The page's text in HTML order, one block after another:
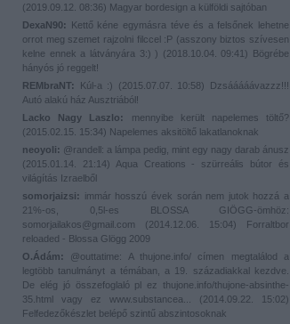
(2019.09.12. 08:36) Magyar bordesign a külföldi sajtóban
DexaN90:
Kettő kéne egymásra téve és a felsőnek lehetne
orrot meg szemet rajzolni filccel :P (asszony biztos szívesen
kelne ennek a látványára 3:) ) (2018.10.04. 09:41 ) Bögrébe
hányós jó reggelt!
REMbraNT:
Kúl-a :) (2015.07.07. 10:58)
Dzsááááávazzz!!!
Autó alakú ház Ausztriából!
Lacko Nagy Laszlo:
mennyibe került napelemes töltő?
(2015.02.15. 15:34) Napelemes aksitöltő lakatlanoknak
neoyoli: @randell: a lámpa pedig, mint egy nagy darab ánusz
(2015.01.14. 21:14)
Aqua Creations - szürreális bútor és
világítás Izraelből
somorjaizsi:
immár hosszú évek során nem jutok hozzá a
21%-os, 0,5l-es BLOSSA GIÖGG-ömhöz:
somorjailakos@gmail.com (2014.12.06. 15:04)
Forraltbor
reloaded - Blossa Glögg 2009
O.Ádám:
@outtatime: A thujone.info/ címen megtalálod a
legtöbb tanulmányt a témában, a 19. századiakkal kezdve.
De elég jó összefoglaló pl ez thujone.info/thujone-absinthe-
35.html vagy ez www.substancea... (2014.09.22. 15:02)
Felfedezőkészlet belépő szintű abszintosoknak